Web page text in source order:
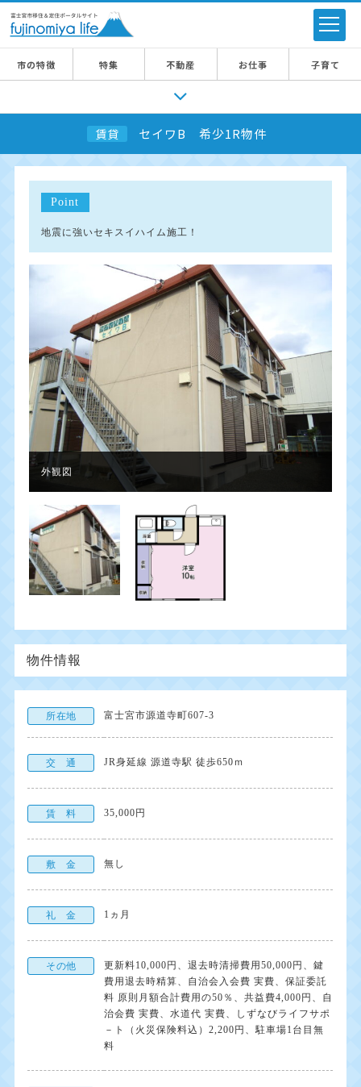
市の特徴 特集 不動産 お仕事 子育て
賃貸 セイワB 希少1R物件
Point
地震に強いセキスイハイム施工！
外観図
物件情報
所在地 富士宮市源道寺町607-3
交 通 JR身延線 源道寺駅 徒歩650ｍ
賃 料 35,000円
敷 金 無し
礼 金 1ヵ月
その他
更新料10,000円、退去時清掃費用50,000円、鍵
費用退去時精算、自治会入会費 実費、保証委託
料 原則月額合計費用の50％、共益費4,000円、自
治会費 実費、水道代 実費、しずなびライフサポ
－ト（火災保険料込）2,200円、駐車場1台目無
料